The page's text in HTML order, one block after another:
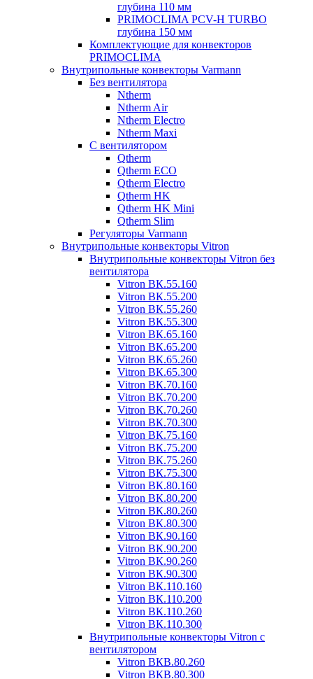
глубина 110 мм
PRIMOCLIMA PCV-H TURBO
глубина 150 мм
Комплектующие для конвекторов
PRIMOCLIMA
Внутрипольные конвекторы Varmann
Без вентилятора
Ntherm
Ntherm Air
Ntherm Electro
Ntherm Maxi
С вентилятором
Qtherm
Qtherm ECO
Qtherm Electro
Qtherm HK
Qtherm HK Mini
Qtherm Slim
Регуляторы Varmann
Внутрипольные конвекторы Vitron
Внутрипольные конвекторы Vitron без
вентилятора
Vitron ВК.55.160
Vitron ВК.55.200
Vitron ВК.55.260
Vitron ВК.55.300
Vitron ВК.65.160
Vitron ВК.65.200
Vitron ВК.65.260
Vitron ВК.65.300
Vitron ВК.70.160
Vitron ВК.70.200
Vitron ВК.70.260
Vitron ВК.70.300
Vitron ВК.75.160
Vitron ВК.75.200
Vitron ВК.75.260
Vitron ВК.75.300
Vitron ВК.80.160
Vitron ВК.80.200
Vitron ВК.80.260
Vitron ВК.80.300
Vitron ВК.90.160
Vitron ВК.90.200
Vitron ВК.90.260
Vitron ВК.90.300
Vitron ВК.110.160
Vitron ВК.110.200
Vitron ВК.110.260
Vitron ВК.110.300
Внутрипольные конвекторы Vitron с
вентилятором
Vitron ВКВ.80.260
Vitron ВКВ.80.300